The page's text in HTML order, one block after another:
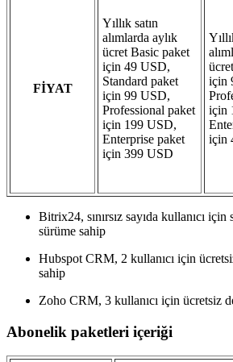
FİYAT
Yıllık satın
alımlarda aylık
ücret Basic paket
için 49 USD,
Standard paket
için 99 USD,
Professional paket
için 199 USD,
Enterprise paket
için 399 USD
için
için
için
Bitrix24, sınırsız sayıda kullanıcı
sürüme sahip
Hubspot CRM, 2 kullanıcı için
sahip
Zoho CRM, 3 kullanıcı için ücretsiz
Abonelik paketleri içeriği